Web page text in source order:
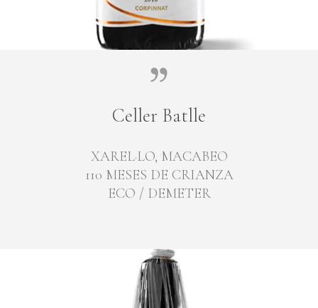
Celler Batlle
XAREL·LO, MACABEO
110 MESES DE CRIANZA
ECO / DEMETER